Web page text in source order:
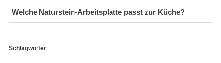
Welche Naturstein-Arbeitsplatte passt zur Küche?
Schlagwörter